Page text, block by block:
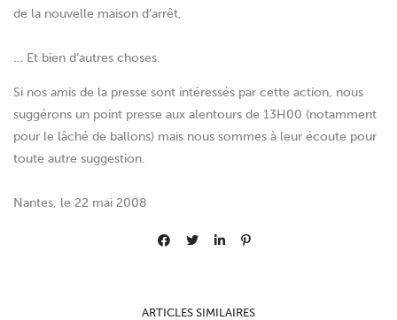
de la nouvelle maison d’arrêt,
… Et bien d’autres choses.
Si nos amis de la presse sont intéressés par cette action, nous
suggérons un point presse aux alentours de 13H00 (notamment
pour le lâché de ballons) mais nous sommes à leur écoute pour
toute autre suggestion.
Nantes, le 22 mai 2008
ARTICLES SIMILAIRES